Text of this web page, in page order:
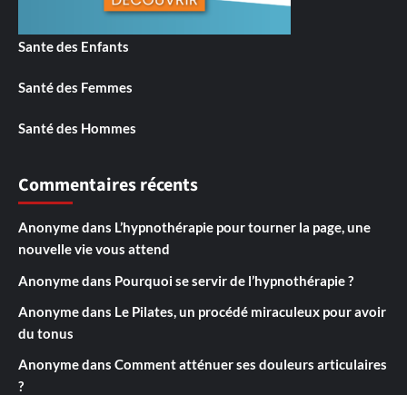
Sante des Enfants
Santé des Femmes
Santé des Hommes
Commentaires récents
Anonymedans L’hypnothérapie pour tourner la page, une
nouvelle vie vous attend
Anonymedans Pourquoi se servir de l’hypnothérapie ?
Anonymedans Le Pilates, un procédé miraculeux pour avoir
du tonus
Anonymedans Comment atténuer ses douleurs articulaires
?